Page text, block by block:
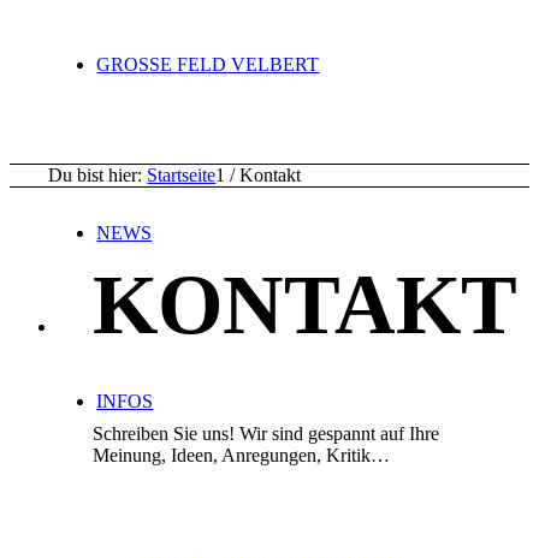
GROSSE FELD VELBERT
NEWS
INFOS
Du bist hier: Startseite1 / Kontakt
KONTAKT
Schreiben Sie uns! Wir sind gespannt auf Ihre
Meinung, Ideen, Anregungen, Kritik…